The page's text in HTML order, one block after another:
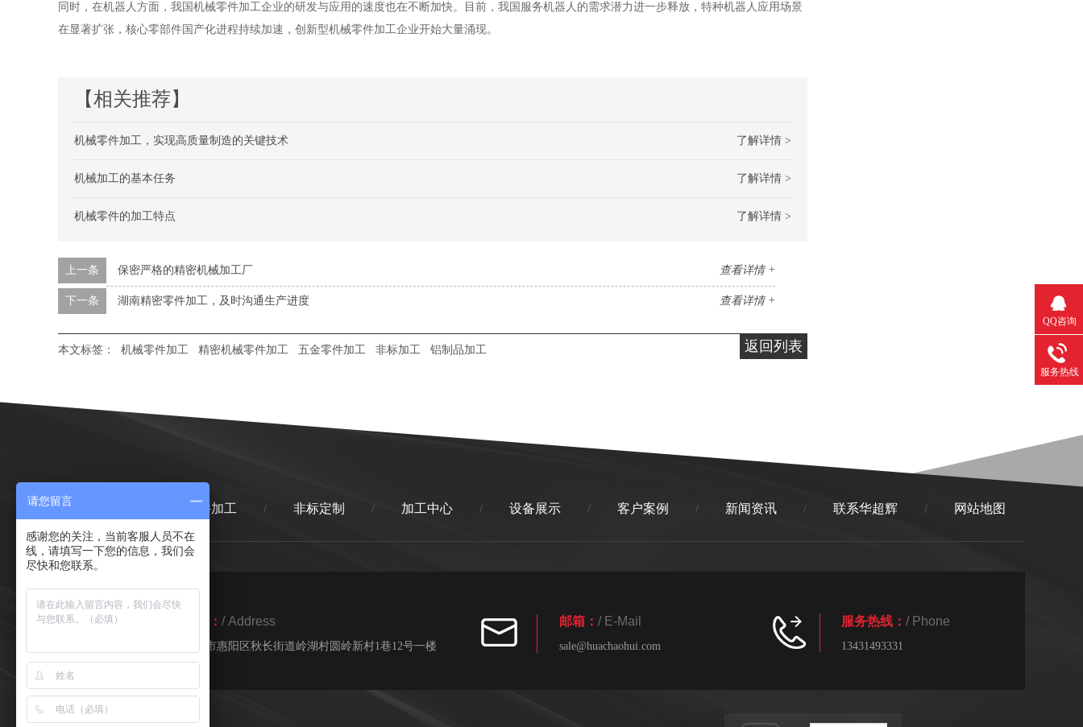
同时，在机器人方面，我国机械零件加工企业的研发与应用的速度也在不断加快。目前，我国服务机器人的需求潜力进一步释放，特种机器人应用场景
在显著扩张，核心零部件国产化进程持续加速，创新型机械零件加工企业开始大量涌现。
【相关推荐】
了解详情 >
机械零件加工，实现高质量制造的关键技术
了解详情 >
机械加工的基本任务
了解详情 >
机械零件的加工特点
查看详情 +
上一条 保密严格的精密机械加工厂
查看详情 +
下一条 湖南精密零件加工，及时沟通生产进度
返回列表
本文标签： 机械零件加工 精密机械零件加工 五金零件加工 非标加工 铝制品加工
精密零件加工 / 非标定制 / 加工中心 / 设备展示 / 客户案例 / 新闻资讯 / 联系华超辉 / 网站地图
地址： / Address
惠州市惠阳区秋长街道岭湖村圆岭新村1巷12号一楼
邮箱： / E-Mail
sale@huachaohui.com
服务热线： / Phone
13431493331
QQ咨询
服务热线
请您留言
感谢您的关注，当前客服人员不在
线，请填写一下您的信息，我们会
尽快和您联系。